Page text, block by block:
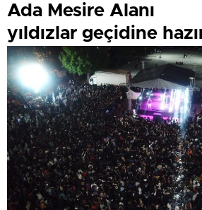
Ada Mesire Alanı
yıldızlar geçidine